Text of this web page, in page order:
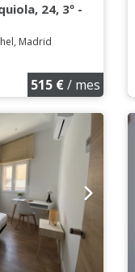
24, 3º -
Madrid
515 €/ mes